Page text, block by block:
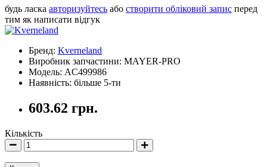
будь ласка авторизуйтесь або створити обліковий запис перед
тим як написати відгук
Бренд: Kverneland
Виробник запчастини: MAYER-PRO
Модель: AC499986
Наявність: більше 5-ти
603.62 грн.
Кількість